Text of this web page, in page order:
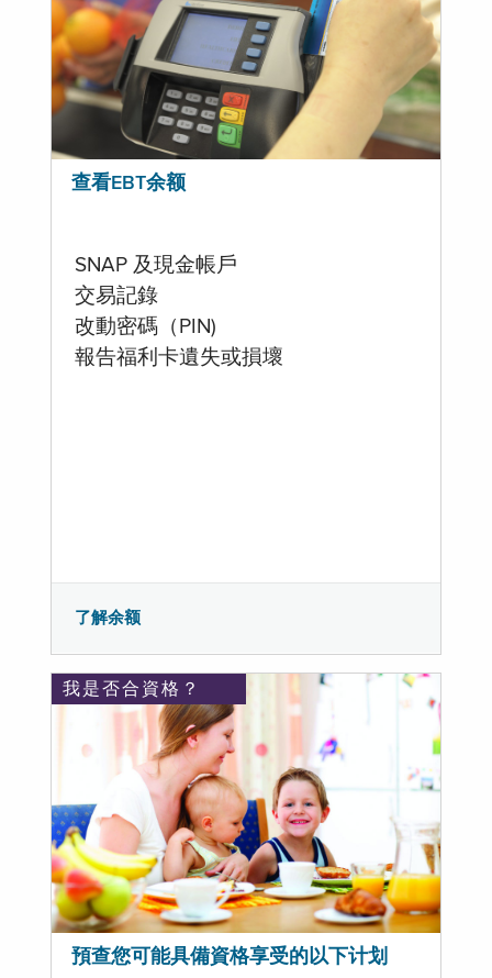
查看EBT余额
SNAP 及現金帳戶
交易記錄
改動密碼（PIN)
報告福利卡遺失或損壞
了解余额
我是否合資格？
預查您可能具備資格享受的以下计划